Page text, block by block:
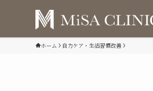
ホーム 自力ケア・生活習慣改善